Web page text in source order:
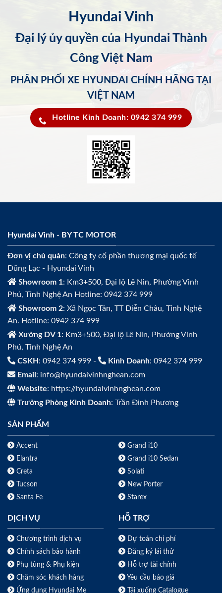
Hyundai Vinh
Đại lý ủy quyền của Hyundai Thành
Công Việt Nam
PHÂN PHỐI XE HYUNDAI CHÍNH HÃNG TẠI
VIỆT NAM
Hotline Kinh Doanh: 0942 374 999
Hyundai Vinh - BY TC MOTOR
Đơn vị chủ quản: Công ty cổ phần thương mại quốc tế
Dũng Lạc - Hyundai Vinh
Showroom 1: Km3+500, Đại lộ Lê Nin, Phường Vinh
Phú, Tỉnh Nghệ An Hotline: 0942 374 999
Showroom 2: Xã Ngọc Tân, TT Diễn Châu, Tỉnh Nghệ
An. Hotline: 0942 374 999
Xưởng DV 1: Km3+500, Đại lộ Lê Nin, Phường Vinh
Phú, Tỉnh Nghệ An
CSKH : 0942 374 999 - Kinh Doanh: 0942 374 999
Email : info@hyundaivinhnghean.com
Website: https://hyundaivinhnghean.com
Trưởng Phòng Kinh Doanh: Trần Đình Phương
SẢN PHẨM
Accent
Elantra
Creta
Tucson
Santa Fe
Grand i10
Grand i10 Sedan
Solati
New Porter
Starex
DỊCH VỤ
Chương trình dịch vụ
Chính sách bảo hành
Phụ tùng & Phụ kiện
Chăm sóc khách hàng
Ứng dụng Hyundai Me
HỖ TRỢ
Dự toán chi phí
Đăng ký lái thử
Hỗ trợ tài chính
Yêu cầu báo giá
Tải xuống Catalogue